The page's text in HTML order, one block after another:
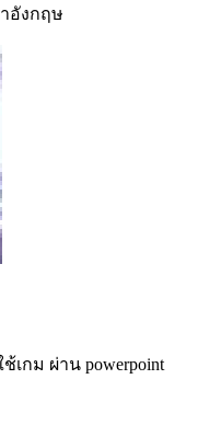
อังกฤษ
เกม ผ่าน powerpoint